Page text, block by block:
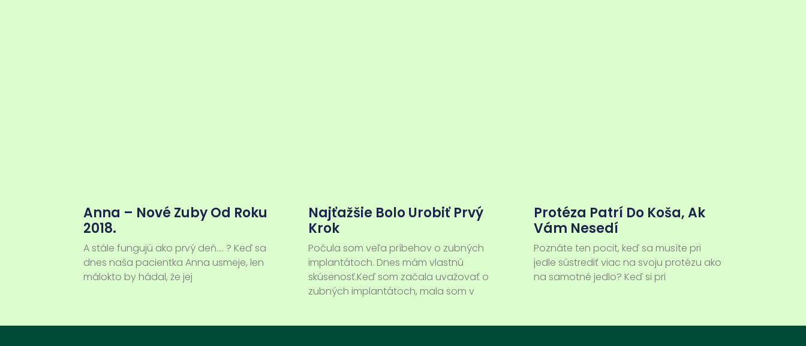
Anna – Nové Zuby Od Roku
2018.
A stále fungujú ako prvý deň…. ? Keď sa
dnes naša pacientka Anna usmeje, len
málokto by hádal, že jej
Najťažšie Bolo Urobiť Prvý
Krok
Počula som veľa príbehov o zubných
implantátoch. Dnes mám vlastnú
skúsenosť.Keď som začala uvažovať o
zubných implantátoch, mala som v
Protéza Patrí Do Koša, Ak
Vám Nesedí
Poznáte ten pocit, keď sa musíte pri
jedle sústrediť viac na svoju protézu ako
na samotné jedlo? Keď si pri